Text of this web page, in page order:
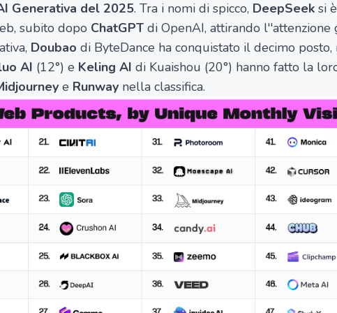
Generativa del 2025. Tra i nomi di spicco, DeepSeek si
subito dopo ChatGPT di OpenAI, attirando l''attenzione
Doubao di ByteDance ha conquistato il decimo
AI (12°) e Keling AI di Kuaishou (20°) hanno fatto la
e Runway nella classifica.